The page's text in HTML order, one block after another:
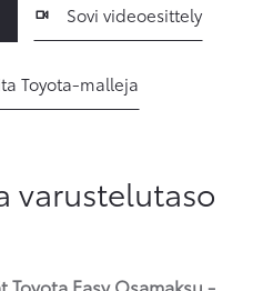
Sovi videoesittely
Toyota-malleja
varustelutaso